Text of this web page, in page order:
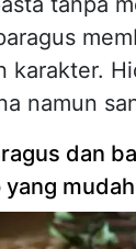
karakter.
namun
dan